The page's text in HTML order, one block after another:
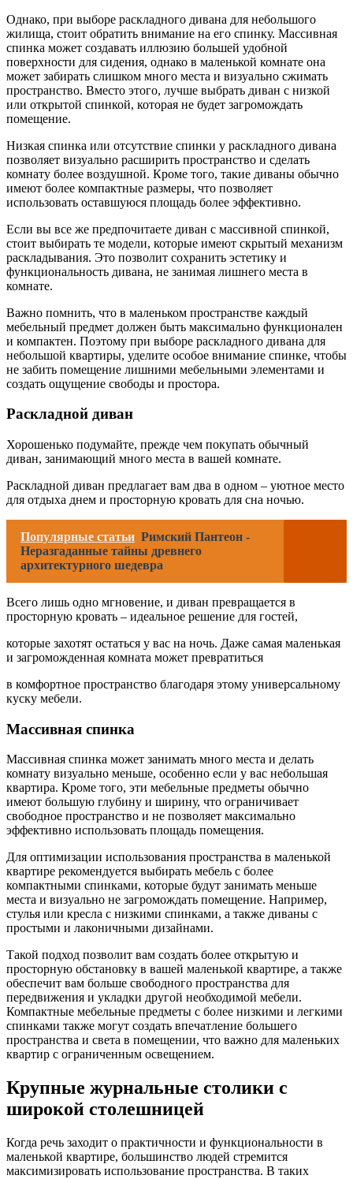
Однако, при выборе раскладного дивана для небольшого
жилища, стоит обратить внимание на его спинку. Массивная
спинка может создавать иллюзию большей удобной
поверхности для сидения, однако в маленькой комнате она
может забирать слишком много места и визуально сжимать
пространство. Вместо этого, лучше выбрать диван с низкой
или открытой спинкой, которая не будет загромождать
помещение.
Низкая спинка или отсутствие спинки у раскладного дивана
позволяет визуально расширить пространство и сделать
комнату более воздушной. Кроме того, такие диваны обычно
имеют более компактные размеры, что позволяет
использовать оставшуюся площадь более эффективно.
Если вы все же предпочитаете диван с массивной спинкой,
стоит выбирать те модели, которые имеют скрытый механизм
раскладывания. Это позволит сохранить эстетику и
функциональность дивана, не занимая лишнего места в
комнате.
Важно помнить, что в маленьком пространстве каждый
мебельный предмет должен быть максимально функционален
и компактен. Поэтому при выборе раскладного дивана для
небольшой квартиры, уделите особое внимание спинке, чтобы
не забить помещение лишними мебельными элементами и
создать ощущение свободы и простора.
Раскладной диван
Хорошенько подумайте, прежде чем покупать обычный
диван, занимающий много места в вашей комнате.
Раскладной диван предлагает вам два в одном – уютное место
для отдыха днем и просторную кровать для сна ночью.
Популярные статьи Римский Пантеон -
Неразгаданные тайны древнего
архитектурного шедевра
Всего лишь одно мгновение, и диван превращается в
просторную кровать – идеальное решение для гостей,
которые захотят остаться у вас на ночь. Даже самая маленькая
и загроможденная комната может превратиться
в комфортное пространство благодаря этому универсальному
куску мебели.
Массивная спинка
Массивная спинка может занимать много места и делать
комнату визуально меньше, особенно если у вас небольшая
квартира. Кроме того, эти мебельные предметы обычно
имеют большую глубину и ширину, что ограничивает
свободное пространство и не позволяет максимально
эффективно использовать площадь помещения.
Для оптимизации использования пространства в маленькой
квартире рекомендуется выбирать мебель с более
компактными спинками, которые будут занимать меньше
места и визуально не загромождать помещение. Например,
стулья или кресла с низкими спинками, а также диваны с
простыми и лаконичными дизайнами.
Такой подход позволит вам создать более открытую и
просторную обстановку в вашей маленькой квартире, а также
обеспечит вам больше свободного пространства для
передвижения и укладки другой необходимой мебели.
Компактные мебельные предметы с более низкими и легкими
спинками также могут создать впечатление большего
пространства и света в помещении, что важно для маленьких
квартир с ограниченным освещением.
Крупные журнальные столики с
широкой столешницей
Когда речь заходит о практичности и функциональности в
маленькой квартире, большинство людей стремится
максимизировать использование пространства. В таких